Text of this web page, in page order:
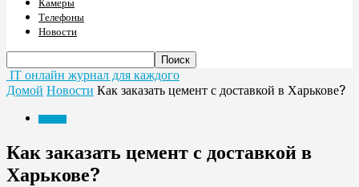
Камеры
Телефоны
Новости
IT онлайн журнал для каждого
Домой Новости Как заказать цемент с доставкой в Харькове?
Как заказать цемент с доставкой в
Харькове?